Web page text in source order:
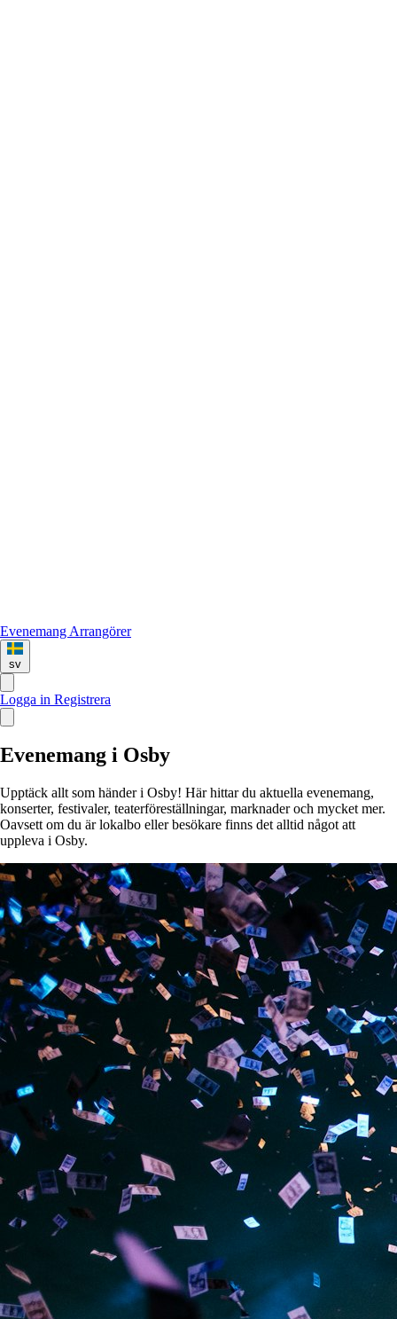
Evenemang Arrangörer
sv
Logga in Registrera
Evenemang i Osby
Upptäck allt som händer i Osby! Här hittar du aktuella evenemang,
konserter, festivaler, teaterföreställningar, marknader och mycket mer.
Oavsett om du är lokalbo eller besökare finns det alltid något att
uppleva i Osby.